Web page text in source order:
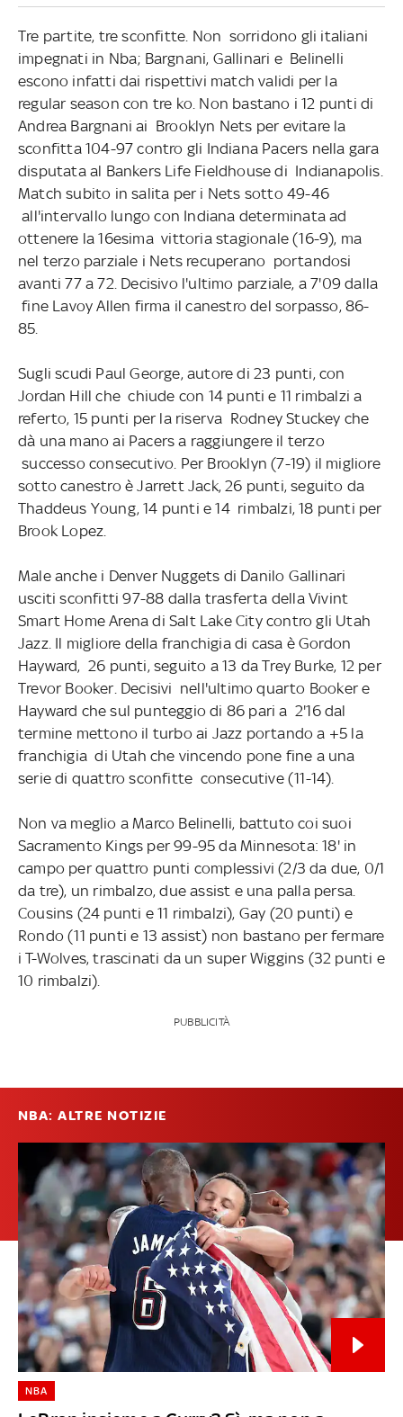
Tre partite, tre sconfitte. Non sorridono gli italiani
impegnati in Nba; Bargnani, Gallinari e Belinelli
escono infatti dai rispettivi match validi per la
regular season con tre ko. Non bastano i 12 punti di
Andrea Bargnani ai Brooklyn Nets per evitare la
sconfitta 104-97 contro gli Indiana Pacers nella gara
disputata al Bankers Life Fieldhouse di Indianapolis.
Match subito in salita per i Nets sotto 49-46
all'intervallo lungo con Indiana determinata ad
ottenere la 16esima vittoria stagionale (16-9), ma
nel terzo parziale i Nets recuperano portandosi
avanti 77 a 72. Decisivo l'ultimo parziale, a 7'09 dalla
fine Lavoy Allen firma il canestro del sorpasso, 86-
85.
Sugli scudi Paul George, autore di 23 punti, con
Jordan Hill che chiude con 14 punti e 11 rimbalzi a
referto, 15 punti per la riserva Rodney Stuckey che
dà una mano ai Pacers a raggiungere il terzo
successo consecutivo. Per Brooklyn (7-19) il migliore
sotto canestro è Jarrett Jack, 26 punti, seguito da
Thaddeus Young, 14 punti e 14 rimbalzi, 18 punti per
Brook Lopez.
Male anche i Denver Nuggets di Danilo Gallinari
usciti sconfitti 97-88 dalla trasferta della Vivint
Smart Home Arena di Salt Lake City contro gli Utah
Jazz. Il migliore della franchigia di casa è Gordon
Hayward, 26 punti, seguito a 13 da Trey Burke, 12 per
Trevor Booker. Decisivi nell'ultimo quarto Booker e
Hayward che sul punteggio di 86 pari a 2'16 dal
termine mettono il turbo ai Jazz portando a +5 la
franchigia di Utah che vincendo pone fine a una
serie di quattro sconfitte consecutive (11-14).
Non va meglio a Marco Belinelli, battuto coi suoi
Sacramento Kings per 99-95 da Minnesota: 18' in
campo per quattro punti complessivi (2/3 da due, 0/1
da tre), un rimbalzo, due assist e una palla persa.
Cousins (24 punti e 11 rimbalzi), Gay (20 punti) e
Rondo (11 punti e 13 assist) non bastano per fermare
i T-Wolves, trascinati da un super Wiggins (32 punti e
10 rimbalzi).
PUBBLICITÀ
NBA: ALTRE NOTIZIE
NBA